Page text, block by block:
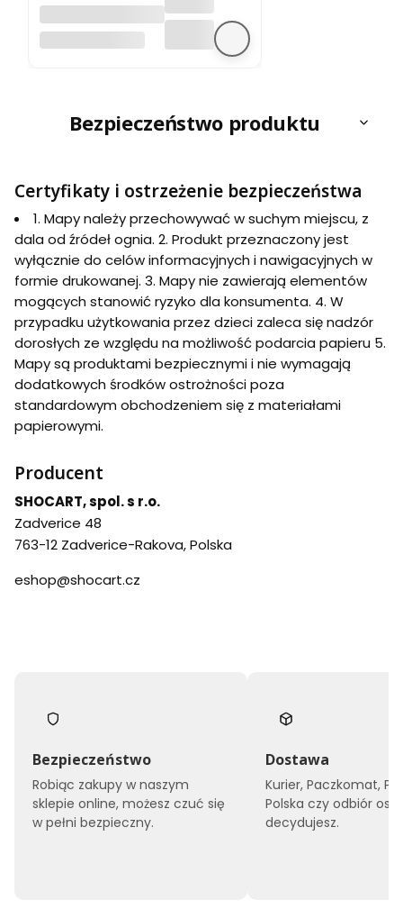
Mapa
samochodowa
Bezpieczeństwo produktu
Certyfikaty i ostrzeżenie bezpieczeństwa
1. Mapy należy przechowywać w suchym miejscu, z
dala od źródeł ognia. 2. Produkt przeznaczony jest
wyłącznie do celów informacyjnych i nawigacyjnych w
formie drukowanej. 3. Mapy nie zawierają elementów
mogących stanowić ryzyko dla konsumenta. 4. W
przypadku użytkowania przez dzieci zaleca się nadzór
dorosłych ze względu na możliwość podarcia papieru 5.
Mapy są produktami bezpiecznymi i nie wymagają
dodatkowych środków ostrożności poza
standardowym obchodzeniem się z materiałami
papierowymi.
Producent
SHOCART, spol. s r.o.
Zadverice 48
763-12 Zadverice-Rakova, Polska
eshop@shocart.cz
Bezpieczeństwo
Robiąc zakupy w naszym
sklepie online, możesz czuć się
w pełni bezpieczny.
Dostawa
Kurier, Paczkomat,
Polska czy odbiór
decydujesz.